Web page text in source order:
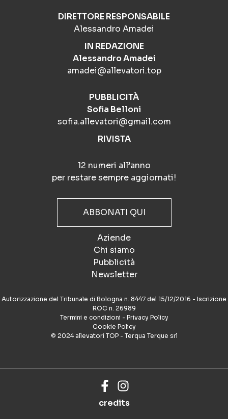
DIRETTORE RESPONSABILE
Alessandro Amadei
IN REDAZIONE
Alessandro Amadei
amadei@allevatori.top
PUBBLICITÀ
Sofia Belloni
sofia.allevatori@gmail.com
RIVISTA
12 numeri all’anno
per restare sempre aggiornati!
ABBONATI QUI
Aziende
Chi siamo
Pubblicità
Newsletter
Autorizzazione del Tribunale di Bologna n. 8447 del 15/12/2016 - Iscrizione
ROC n. 26989
Termini e condizioni - Privacy Policy
Cookie Policy
© 2024 allevatori TOP - Terqua Terque srl
credits